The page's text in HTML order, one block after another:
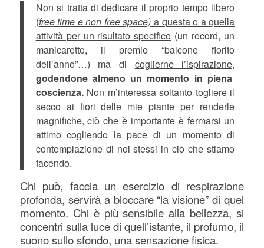
Non si tratta di dedicare il proprio tempo libero
(free time e non free space) a questa o a quella
attività per un risultato specifico (un record, un
manicaretto, il premio “balcone fiorito
dell’anno”…) ma di coglierne l’ispirazione,
godendone almeno un momento in piena
coscienza.Non m’interessa soltanto togliere il
secco ai fiori delle mie piante per renderle
magnifiche, ciò che è importante è fermarsi un
attimo cogliendo la pace di un momento di
contemplazione di noi stessi in ciò che stiamo
facendo.
Chi può, faccia un esercizio di respirazione
profonda, servirà a bloccare “la visione” di quel
momento. Chi è più sensibile alla bellezza, si
concentri sulla luce di quell’istante, il profumo, il
suono sullo sfondo, una sensazione fisica.